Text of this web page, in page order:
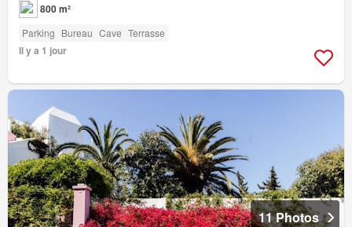
800 m²
Parking Bureau Cave Terrasse
Il y a 1 jour
11 Photos